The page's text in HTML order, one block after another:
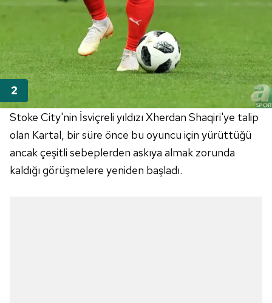
Stoke City'nin İsviçreli yıldızı Xherdan Shaqiri'ye talip
olan Kartal, bir süre önce bu oyuncu için yürüttüğü
ancak çeşitli sebeplerden askıya almak zorunda
kaldığı görüşmelere yeniden başladı.